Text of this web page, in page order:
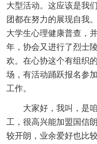
大型活动。这应该是我
团都在努力的展现自我
大学生心理健康普查，
年，协会又进行了烈士
欢。在心协这个有组织
场，有活动踊跃报名参
工作。
大家好，我叫，是
工，很高兴能加盟国信
较开朗，业余爱好也比